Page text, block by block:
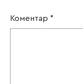
Коментар *